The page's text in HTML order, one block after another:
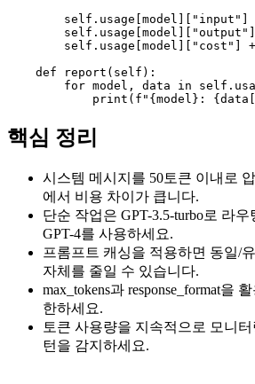
self.usage[model]["input"]
self.usage[model]["cost"]
    def report(self):
for model, data in
print(f"{model}:
핵심 정리
시스템 메시지를 50토큰 이내로
에서 비용 차이가 큽니다.
단순 작업은 GPT-3.5-turbo로 라
GPT-4를 사용하세요.
프롬프트 캐싱을 적용하면 동일/
자체를 줄일 수 있습니다.
max_tokens과 response_format을
한하세요.
토큰 사용량을 지속적으로 모니
턴을 감지하세요.